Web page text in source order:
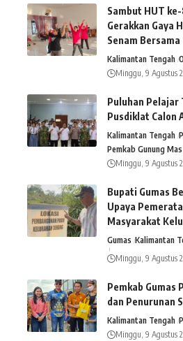
Sambut HUT
Gerakkan Gaya
Senam Bersama
Kalimantan Tengah
Minggu, 9 Agustus
Puluhan Pelajar
Pusdiklat Calon
Kalimantan Tengah
Pemkab Gunung Mas
Minggu, 9 Agustus
Bupati Gumas
Upaya
Masyarakat
Gumas Kalimantan
Minggu, 9 Agustus
Pemkab Gumas
dan Penurunan
Kalimantan Tengah
Minggu, 9 Agustus